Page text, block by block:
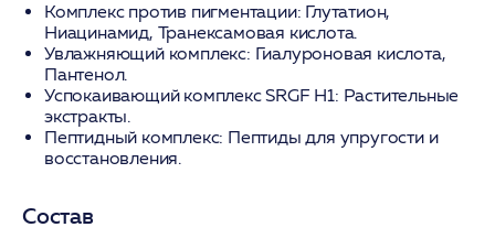
Комплекс против пигментации: Глутатион,
Ниацинамид, Транексамовая кислота.
Увлажняющий комплекс: Гиалуроновая кислота,
Пантенол.
Успокаивающий комплекс SRGF H1: Растительные
экстракты.
Пептидный комплекс: Пептиды для упругости и
восстановления.
Состав